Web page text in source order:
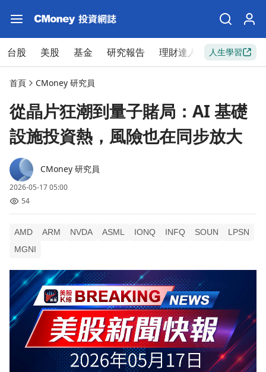
台股 美股 基金 研究報告 理財達人 新手入門
人生學習
首頁 CMoney 研究員
從晶片狂潮到量子賭局：AI 基礎
設施投資熱，風險也在同步放大
CMoney 研究員
2026-05-17 05:00
54
AMD ARM NVDA ASML IONQ INFQ SOUN
LPSN
MGNI